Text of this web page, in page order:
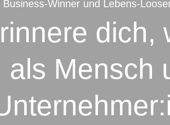
Business-Winner und Lebens-
dich,
als Mensch